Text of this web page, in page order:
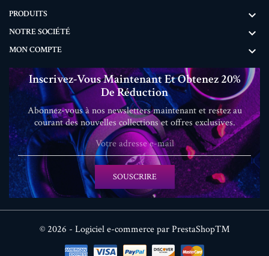
PRODUITS 
NOTRE SOCIÉTÉ 
MON COMPTE 
Inscrivez-Vous Maintenant Et Obtenez 20%
De Réduction
Abonnez-vous à nos newsletters maintenant et restez au
courant des nouvelles collections et offres exclusives.
SOUSCRIRE
© 2026 - Logiciel e-commerce par PrestaShop™